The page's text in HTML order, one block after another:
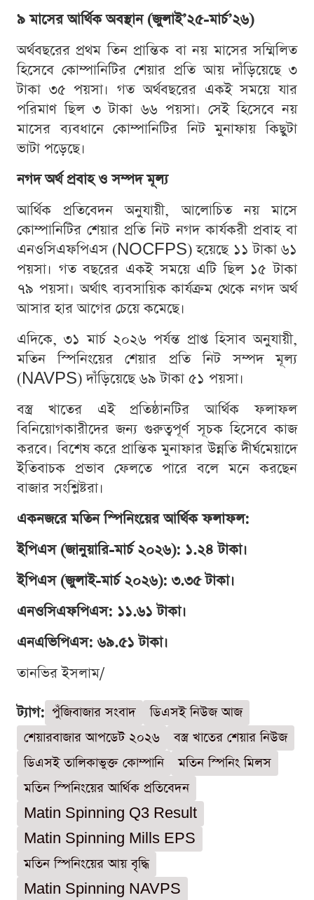
৯ মাসের আর্থিক অবস্থান (জুলাই’২৫-মার্চ’২৬)
অর্থবছরের প্রথম তিন প্রান্তিক বা নয় মাসের সম্মিলিত
হিসেবে কোম্পানিটির শেয়ার প্রতি আয় দাঁড়িয়েছে ৩
টাকা ৩৫ পয়সা। গত অর্থবছরের একই সময়ে যার
পরিমাণ ছিল ৩ টাকা ৬৬ পয়সা। সেই হিসেবে নয়
মাসের ব্যবধানে কোম্পানিটির নিট মুনাফায় কিছুটা
ভাটা পড়েছে।
নগদ অর্থ প্রবাহ ও সম্পদ মূল্য
আর্থিক প্রতিবেদন অনুযায়ী, আলোচিত নয় মাসে
কোম্পানিটির শেয়ার প্রতি নিট নগদ কার্যকরী প্রবাহ বা
এনওসিএফপিএস (NOCFPS) হয়েছে ১১ টাকা ৬১
পয়সা। গত বছরের একই সময়ে এটি ছিল ১৫ টাকা
৭৯ পয়সা। অর্থাৎ ব্যবসায়িক কার্যক্রম থেকে নগদ অর্থ
আসার হার আগের চেয়ে কমেছে।
এদিকে, ৩১ মার্চ ২০২৬ পর্যন্ত প্রাপ্ত হিসাব অনুযায়ী,
মতিন স্পিনিংয়ের শেয়ার প্রতি নিট সম্পদ মূল্য
(NAVPS) দাঁড়িয়েছে ৬৯ টাকা ৫১ পয়সা।
বস্ত্র খাতের এই প্রতিষ্ঠানটির আর্থিক ফলাফল
বিনিয়োগকারীদের জন্য গুরুত্বপূর্ণ সূচক হিসেবে কাজ
করবে। বিশেষ করে প্রান্তিক মুনাফার উন্নতি দীর্ঘমেয়াদে
ইতিবাচক প্রভাব ফেলতে পারে বলে মনে করছেন
বাজার সংশ্লিষ্টরা।
একনজরে মতিন স্পিনিংয়ের আর্থিক ফলাফল:
ইপিএস (জানুয়ারি-মার্চ ২০২৬): ১.২৪ টাকা।
ইপিএস (জুলাই-মার্চ ২০২৬): ৩.৩৫ টাকা।
এনওসিএফপিএস: ১১.৬১ টাকা।
এনএভিপিএস: ৬৯.৫১ টাকা।
তানভির ইসলাম/
ট্যাগ: পুঁজিবাজার সংবাদ
ডিএসই নিউজ আজ
শেয়ারবাজার আপডেট ২০২৬
বস্ত্র খাতের শেয়ার নিউজ
ডিএসই তালিকাভুক্ত কোম্পানি
মতিন স্পিনিং মিলস
মতিন স্পিনিংয়ের আর্থিক প্রতিবেদন
Matin Spinning Q3 Result
Matin Spinning Mills EPS
মতিন স্পিনিংয়ের আয় বৃদ্ধি
Matin Spinning NAVPS